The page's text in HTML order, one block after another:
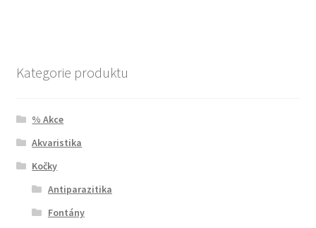
Kategorie produktu
% Akce
Akvaristika
Kočky
Antiparazitika
Fontány